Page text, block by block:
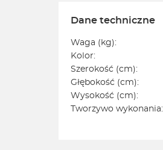
Dane techniczne
Waga (kg):
Kolor:
Szerokość (cm):
Głębokość (cm):
Wysokość (cm):
Tworzywo wykonania: